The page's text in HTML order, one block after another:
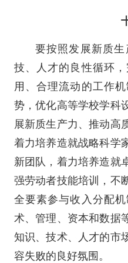
要按照发展新质
技、人才的良性循环
用、合理流动的工作
势，优化高等学校学科
展新质生产力、推动高
着力培养造就战略科学
新团队，着力培养造就
强劳动者技能培训，不
全要素参与收入分配
术、管理、资本和数据
知识、技术、人才的市
容失败的良好氛围。